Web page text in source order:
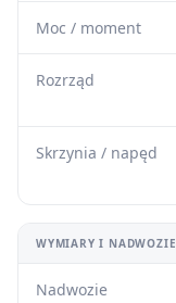
Moc / moment
Rozrząd
Skrzynia / napęd
WYMIARY I NADWOZIE
Nadwozie